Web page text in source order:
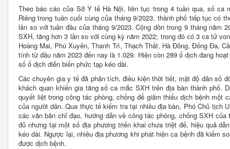
Theo báo cáo của Sở Y tế Hà Nội, liên tục trong 4 tuần qua, số ca
Riêng trong tuần cuối cùng của tháng 9/2023, thành phố tiếp tục có
lần so với tuần đầu của tháng 9/2023. Cộng dồn trong 9 tháng năm
SXH, tăng hơn 3 lần so với cùng kỳ năm 2022; trong đó có 3 ca tử
Hoàng Mai, Phú Xuyên, Thanh Trì, Thạch Thất, Hà Đông, Đống Đa,
tính từ đầu năm 2023 đến nay là 1.029. Hiện còn 289 ổ dịch đang
số ổ dịch diễn biến phức tạp kéo dài.
Các chuyên gia y tế đã phân tích, điều kiện thời tiết, mật độ dân số
khách quan khiến gia tăng số ca mắc SXH trên địa bàn thành phố.
quyết liệt trong công tác phòng, chống để giảm thiểu dịch bệnh một
của người dân. Qua thực tế kiểm tra tại nhiều địa bàn, Phó Chủ tịch
các văn bản chỉ đạo, hướng dẫn về công tác phòng, chống SXH
đủ nhưng tại một số địa phương triển khai chưa triệt để, hiệu quả
kéo dài. Ngược lại, nhiều địa phương khi phát hiện ca bệnh đã kiểm
được dịch bệnh.